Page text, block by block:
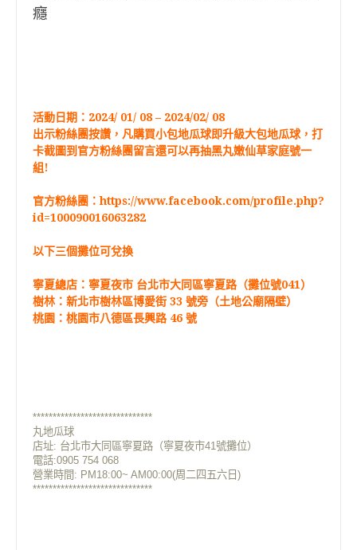
癮
活動日期：2024/ 01/ 08 – 2024/02/ 08
出示粉絲團按讚，凡購買小包地瓜球即升級大包地瓜球，打
卡截圖到官方粉絲團留言還可以再抽黑丸嫩仙草家庭號一
組!
官方粉絲團：https://www.facebook.com/profile.php?
id=100090016063282
以下三個攤位可兌換
寧夏總店：寧夏夜市 台北市大同區寧夏路（攤位號041）
樹林：新北市樹林區博愛街 33 號旁（土地公廟隔壁）
桃園：桃園市八德區長興路 46 號
******************************
丸地瓜球
店址: 台北市大同區寧夏路（寧夏夜市41號攤位）
電話:0905 754 068
營業時間: PM18:00~ AM00:00(周二四五六日)
******************************